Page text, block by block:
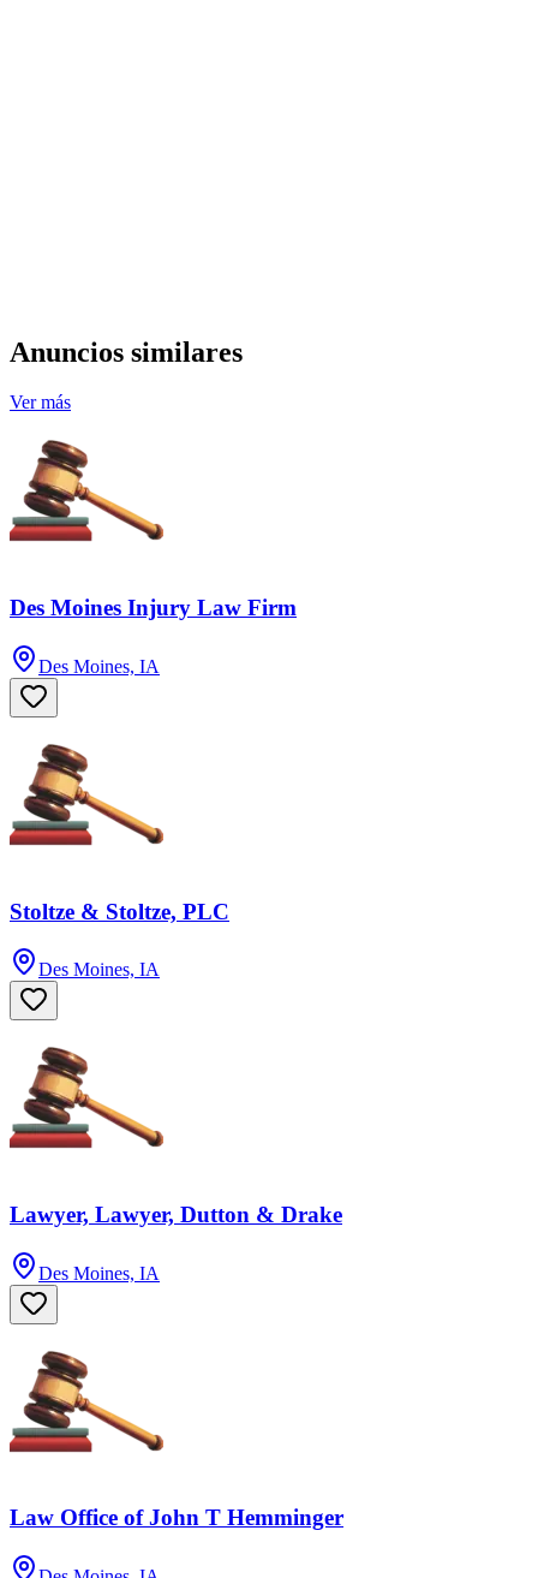
Anuncios similares
Ver más
Des Moines Injury Law Firm
Des Moines, IA
Stoltze & Stoltze, PLC
Des Moines, IA
Lawyer, Lawyer, Dutton & Drake
Des Moines, IA
Law Office of John T Hemminger